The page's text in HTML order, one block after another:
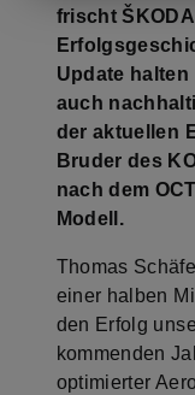
frischt
Update
auch
der aktuellen
Bruder des
nach dem
Modell.
Thomas
einer halben
den Erfolg
kommenden
optimierter